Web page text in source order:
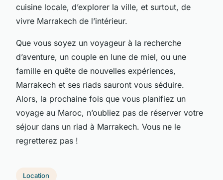
cuisine locale, d’explorer la ville, et surtout, de
vivre Marrakech de l’intérieur.
Que vous soyez un voyageur à la recherche
d’aventure, un couple en lune de miel, ou une
famille en quête de nouvelles expériences,
Marrakech et ses riads sauront vous séduire.
Alors, la prochaine fois que vous planifiez un
voyage au Maroc, n’oubliez pas de réserver votre
séjour dans un riad à Marrakech. Vous ne le
regretterez pas !
Location